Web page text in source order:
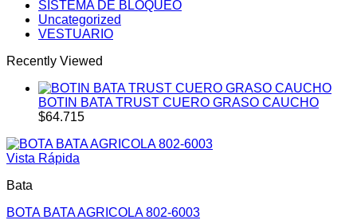
SISTEMA DE BLOQUEO
Uncategorized
VESTUARIO
Recently Viewed
BOTIN BATA TRUST CUERO GRASO CAUCHO
$64.715
Vista Rápida
Bata
BOTA BATA AGRICOLA 802-6003